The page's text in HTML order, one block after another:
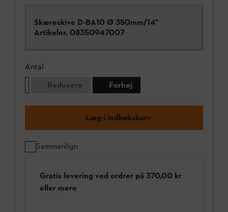
Skæreskive D-BA10 Ø 350mm/14"
Artikelnr. 08350947007
Antal
Reducere
Forhøj
Læg i indkøbskurv
Sammenlign
Gratis levering ved ordrer på 370,00 kr
eller mere